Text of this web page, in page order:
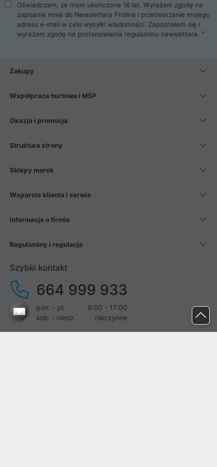
Oświadczam, że mam ukończone 16 lat. Wyrażam zgodę na
zapisanie mnie do Newslettera Proline i przetwarzanie mojego
adresu e-mail w celu wysyłki wiadomości. Zapoznałem się i
wyrażam zgodę na postanowienia regulaminu newslettera.
Zakupy
Współpraca hurtowa i MŚP
Okazja i promocja
Struktura strony
Sklepy marek
Wsparcie klienta i serwis
Informacje o firmie
Regulaminy i regulacje
Szybki kontakt
664 999 933
pon. - pt.
9:00 - 17:00
sob. - niedz.
nieczynne